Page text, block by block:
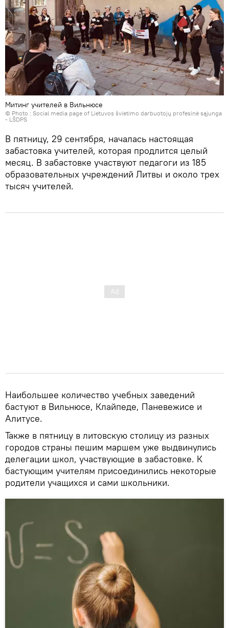
Митинг учителей в Вильнюсе
© Photo : Social media page of Lietuvos švietimo darbuotojų profesinė sąjunga
- LŠDPS
В пятницу, 29 сентября, началась настоящая
забастовка учителей, которая продлится целый
месяц. В забастовке участвуют педагоги из 185
образовательных учреждений Литвы и около трех
тысяч учителей.
Наибольшее количество учебных заведений
бастуют в Вильнюсе, Клайпеде, Паневежисе и
Алитусе.
Также в пятницу в литовскую столицу из разных
городов страны пешим маршем уже выдвинулись
делегации школ, участвующие в забастовке. К
бастующим учителям присоединились некоторые
родители учащихся и сами школьники.